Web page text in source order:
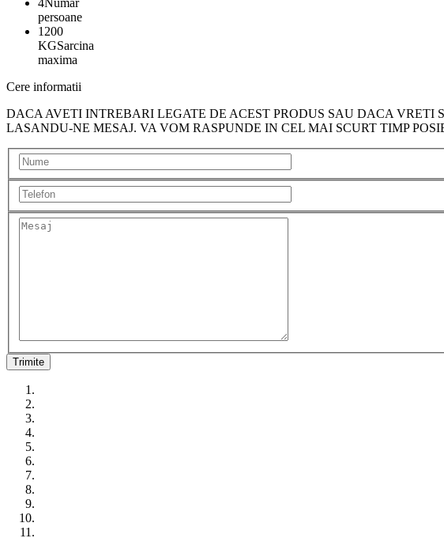
persoane
1200
KGSarcina
maxima
Cere informatii
DACA AVETI INTREBARI LEGATE DE ACEST PRODUS SAU DACA
LASANDU-NE MESAJ. VA VOM RASPUNDE IN CEL MAI SCURT TIMP